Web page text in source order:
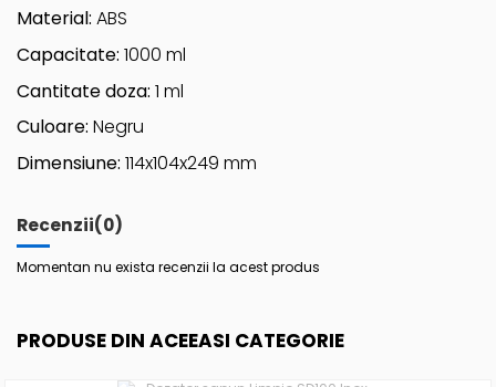
Material: ABS
Capacitate: 1000 ml
Cantitate doza: 1 ml
Culoare: Negru
Dimensiune: 114x104x249 mm
Recenzii(0)
Momentan nu exista recenzii la acest produs
PRODUSE DIN ACEEASI CATEGORIE